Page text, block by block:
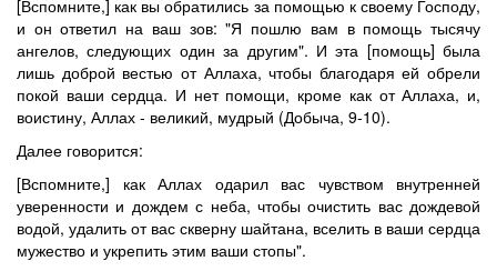
[Вспомните,] как вы обратились за помощью к своему Господу,
и он ответил на ваш зов: "Я пошлю вам в помощь тысячу
ангелов, следующих один за другим". И эта [помощь] была
лишь доброй вестью от Аллаха, чтобы благодаря ей обрели
покой ваши сердца. И нет помощи, кроме как от Аллаха, и,
воистину, Аллах - великий, мудрый (Добыча, 9-10).
Далее говорится:
[Вспомните,] как Аллах одарил вас чувством внутренней
уверенности и дождем с неба, чтобы очистить вас дождевой
водой, удалить от вас скверну шайтана, вселить в ваши сердца
мужество и укрепить этим ваши стопы".